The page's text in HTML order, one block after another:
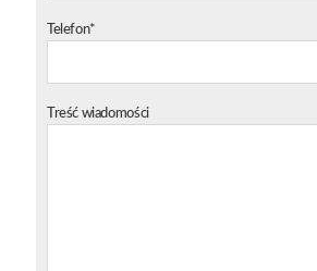
Telefon*
Treść wiadomości